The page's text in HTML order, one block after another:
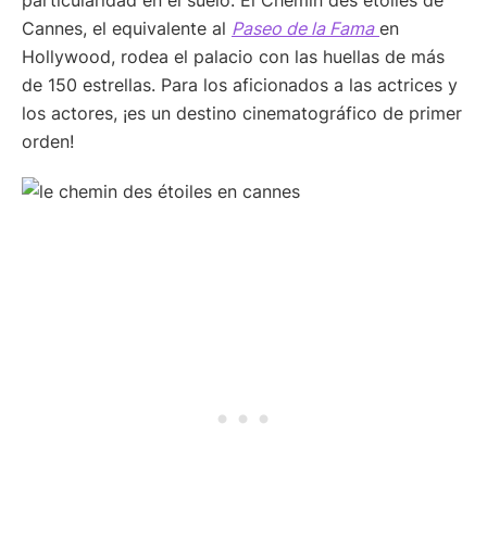
Cannes, el equivalente al Paseo de la Fama en
Hollywood, rodea el palacio con las huellas de más
de 150 estrellas. Para los aficionados a las actrices y
los actores, ¡es un destino cinematográfico de primer
orden!